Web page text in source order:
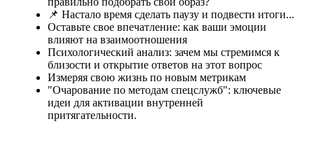
📌 Настало время сделать паузу и подвести итоги...
Оставьте свое впечатление: как ваши эмоции
влияют на взаимоотношения
Психологический анализ: зачем мы стремимся к
близости и открытие ответов на этот вопрос
Измеряя свою жизнь по новым метрикам
"Очарование по методам спецслужб": ключевые
идеи для активации внутренней
притягательности.